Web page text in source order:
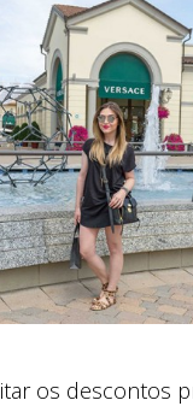
os descontos